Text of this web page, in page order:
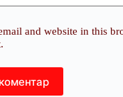
and website in this